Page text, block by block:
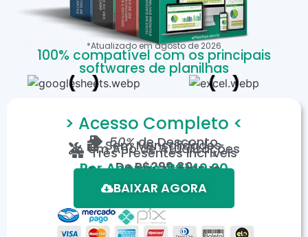
*Atualizado emagostode 2026
100% compatível com os principais
softwares de planilhas
> Acesso Completo <
50%de Desconto
Sem Mensalidades
Um Ano de Atualizações
Três Presentes Incríveis
DeR$299,80
Por Apenas: R$149,90
Em até 12X de R$15,19
*Oferta válida por tempo limitado.
BAIXAR AGORA